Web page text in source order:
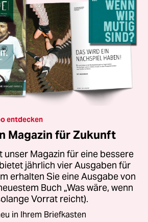
entdecken
Magazin für Zukunft
unser Magazin für eine bessere
jährlich vier Ausgaben für
erhalten Sie eine Ausgabe von
Buch „Was wäre, wenn
Vorrat reicht).
in Ihrem Briefkasten